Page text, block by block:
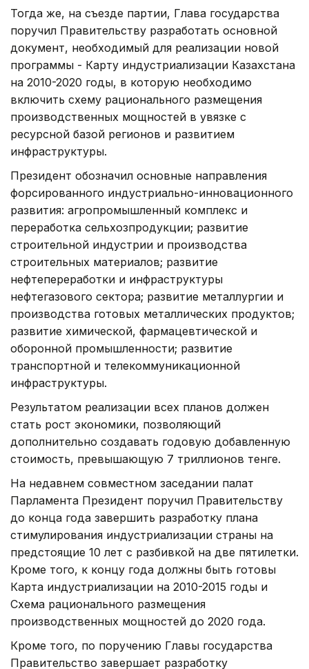
Тогда же, на съезде партии, Глава государства
поручил Правительству разработать основной
документ, необходимый для реализации новой
программы - Карту индустриализации Казахстана
на 2010-2020 годы, в которую необходимо
включить схему рационального размещения
производственных мощностей в увязке с
ресурсной базой регионов и развитием
инфраструктуры.
Президент обозначил основные направления
форсированного индустриально-инновационного
развития: агропромышленный комплекс и
переработка сельхозпродукции; развитие
строительной индустрии и производства
строительных материалов; развитие
нефтепереработки и инфраструктуры
нефтегазового сектора; развитие металлургии и
производства готовых металлических продуктов;
развитие химической, фармацевтической и
оборонной промышленности; развитие
транспортной и телекоммуникационной
инфраструктуры.
Результатом реализации всех планов должен
стать рост экономики, позволяющий
дополнительно создавать годовую добавленную
стоимость, превышающую 7 триллионов тенге.
На недавнем совместном заседании палат
Парламента Президент поручил Правительству
до конца года завершить разработку плана
стимулирования индустриализации страны на
предстоящие 10 лет с разбивкой на две пятилетки.
Кроме того, к концу года должны быть готовы
Карта индустриализации на 2010-2015 годы и
Схема рационального размещения
производственных мощностей до 2020 года.
Кроме того, по поручению Главы государства
Правительство завершает разработку